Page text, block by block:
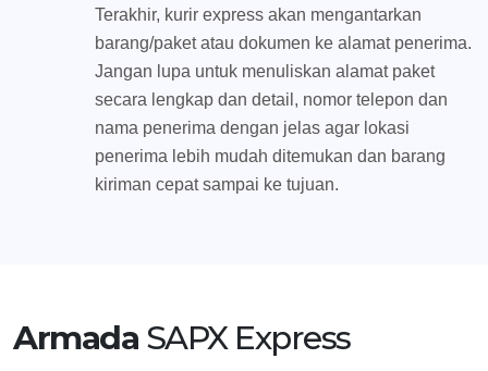
Terakhir, kurir express akan mengantarkan
barang/paket atau dokumen ke alamat penerima.
Jangan lupa untuk menuliskan alamat paket
secara lengkap dan detail, nomor telepon dan
nama penerima dengan jelas agar lokasi
penerima lebih mudah ditemukan dan barang
kiriman cepat sampai ke tujuan.
Armada SAPX Express